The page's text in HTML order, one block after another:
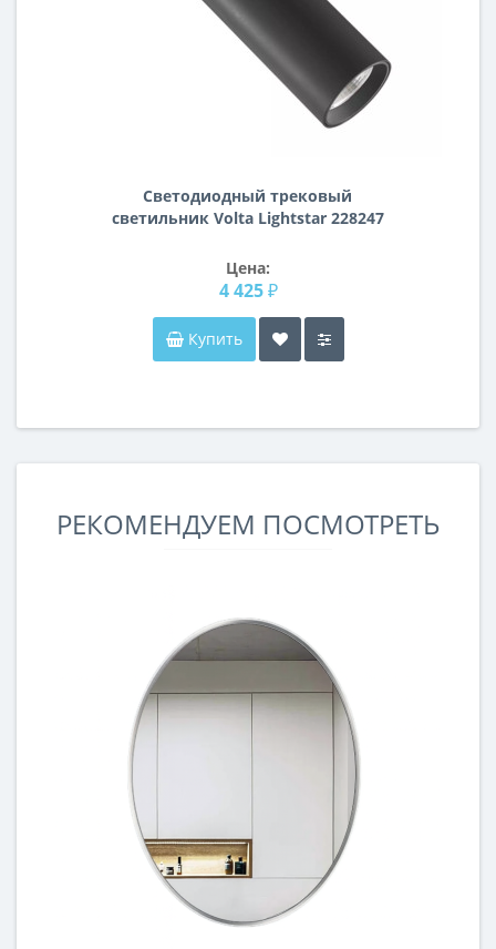
Светодиодный трековый
светильник Volta Lightstar 228247
Цена:
4 425 ₽
Купить
РЕКОМЕНДУЕМ ПОСМОТРЕТЬ